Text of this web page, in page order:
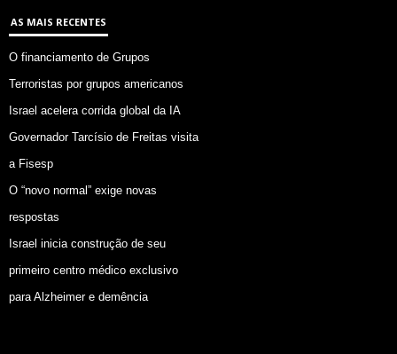
AS MAIS RECENTES
O financiamento de Grupos
Terroristas por grupos americanos
Israel acelera corrida global da IA
Governador Tarcísio de Freitas visita
a Fisesp
O “novo normal” exige novas
respostas
Israel inicia construção de seu
primeiro centro médico exclusivo
para Alzheimer e demência